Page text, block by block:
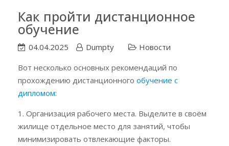
Как пройти дистанционное
обучение
04.04.2025 Dumpty
Новости
Вот несколько основных рекомендаций по
прохождению дистанционного обучение с
дипломом:
1. Организация рабочего места. Выделите в своём
жилище отдельное место для занятий, чтобы
минимизировать отвлекающие факторы.